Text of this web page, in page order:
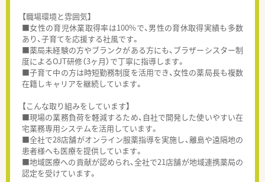
【職場環境と雰囲気】
■女性の育児休業取得率は100%で、男性の育休取得実績も多数
あり、子育てを応援する社風です。
■薬局未経験の方やブランクがある方にも、ブラザーシスター制
度によるOJT研修（3ヶ月）で丁寧に指導します。
■子育て中の方は時短勤務制度を活用でき、女性の薬局長も複数
在籍しキャリアを継続しています。
【こんな取り組みをしています】
■現場の業務負荷を軽減するため、自社で開発した使いやすい在
宅業務専用システムを活用しています。
■全社で28店舗がオンライン服薬指導を実施し、離島や遠隔地の
患者様へも医療を提供しています。
■地域医療への貢献が認められ、全社で21店舗が地域連携薬局の
認定を受けています。